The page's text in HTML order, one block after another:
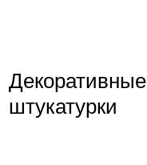
Декоративные
штукатурки